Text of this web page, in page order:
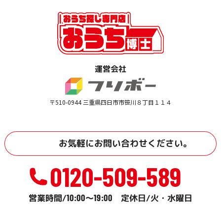
運営会社
〒510-0944 三重県四日市市笹川８丁目１１４
お気軽にお問い合わせください。
0120-509-589
営業時間/10:00～19:00 定休日/火・水曜日